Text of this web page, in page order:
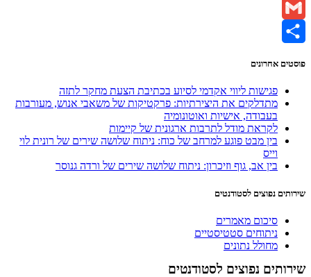
WhatsApp
Gmail
פוסטים אחרונים
פגישות ליווי אקדמי לסיוע בכתיבת הצעת מחקר לתזה
מתדלקים את היצירתיות: פרקטיקות של משאבי אנוש, מעורבות
בעבודה, אישיות ואוטונומיה
לקראת מודל לתרבות ארגונית של קיימות
בין מבט פוגע למרחב של כוח: ניתוח שלושה שירים של רונית לוי
וייס
בין אב, גוף וזיכרון: ניתוח שלושה שירים של ורדה גנוסר
שירותים נפוצים לסטודנטים
סיכום מאמרים
ניתוחים סטטיסטיים
מחולל נתונים
שירותים נפוצים לסטודנטים